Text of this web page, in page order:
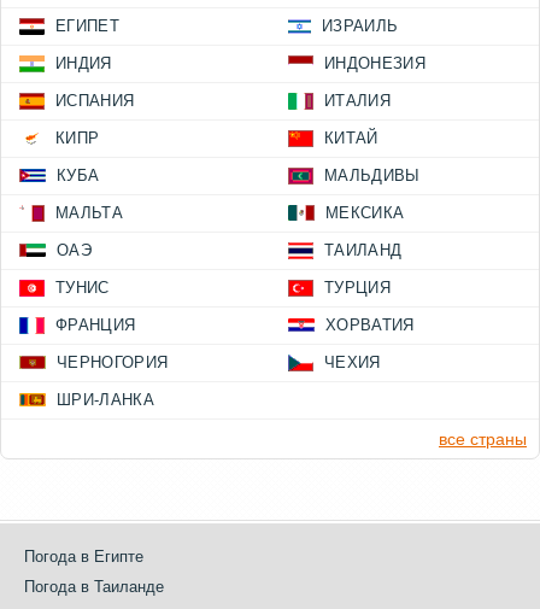
ЕГИПЕТ ИЗРАИЛЬ
ИНДИЯ ИНДОНЕЗИЯ
ИСПАНИЯ ИТАЛИЯ
КИПР КИТАЙ
КУБА МАЛЬДИВЫ
МАЛЬТА МЕКСИКА
ОАЭ ТАИЛАНД
ТУНИС ТУРЦИЯ
ФРАНЦИЯ ХОРВАТИЯ
ЧЕРНОГОРИЯ ЧЕХИЯ
ШРИ-ЛАНКА
все страны
Погода в Египте
Погода в Таиланде